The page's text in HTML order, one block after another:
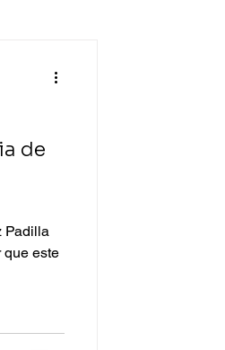
de
Padilla
que este